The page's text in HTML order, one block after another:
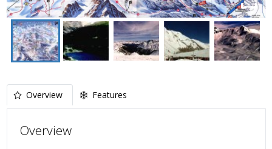
Overview Features
Overview